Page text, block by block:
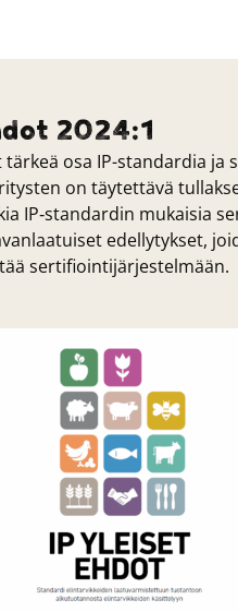
2024:1
tärkeä osa IP-standardia ja
on täytettävä
IP‑standardin mukaisia
edellytykset,
sertifiointijärjestelmään.